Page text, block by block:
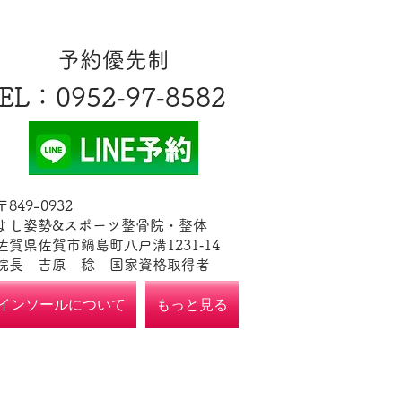
​予約優先制
​：0952‐97‐8582
849-0932
し姿勢&スポーツ整骨院・整体
賀県佐賀市鍋島町八戸溝1231‐14
長 吉原 稔​ 国家資格取得者
ンソールについて もっと見る